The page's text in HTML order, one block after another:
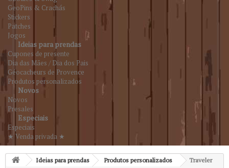
GeoPins & Crachás
Stickers
Patches
Jogos
Ideias para prendas
Cupones de presente
Dia das Mães / Dia dos Pais
Géocacheurs de Provence
Produtos personalizados
Novos
Novos
Presales
Especiais
Especiais
★ Venda privada ★
Ideias para prendas Produtos personalizados
Traveler